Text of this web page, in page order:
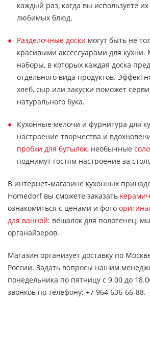
каждый раз, когда вы используете
любимых блюд.
Разделочные доски могут быть не
красивыми аксессуарами для
наборы, в которых каждая доска
отдельного вида продуктов.
хлеб, сыр или закуски поможет
натурального бука.
Кухонные мелочи и фурнитура для
настроение творчества и
пробки для бутылок, необычные
поднимут гостям настроение за
В интернет-магазине кухонных
Homedorf вы сможете заказать
ознакомиться с ценами и фото
для ванной: вешалок для полотенец,
органайзеров.
Магазин организует доставку по
России. Задать вопросы нашим
понедельника по пятницу с 9.00 до
звонков по телефону: +7 964 636-66-88.